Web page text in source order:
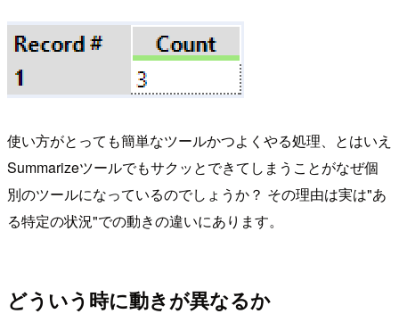
使い方がとっても簡単なツールかつよくやる処理、とはいえ
Summarizeツールでもサクッとできてしまうことがなぜ個
別のツールになっているのでしょうか？ その理由は実は"あ
る特定の状況"での動きの違いにあります。
どういう時に動きが異なるか